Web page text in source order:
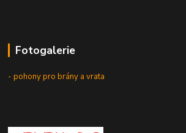
Fotogalerie
- pohony pro brány a vrata